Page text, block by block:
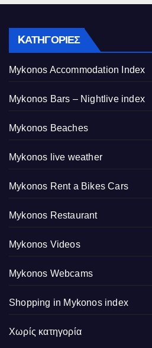
KΑΤΗΓΟΡΊΕΣ
Mykonos Accommodation Index
Mykonos Bars – Nightlive index
Mykonos Beaches
Mykonos live weather
Mykonos Rent a Bikes Cars
Mykonos Restaurant
Mykonos Videos
Mykonos Webcams
Shopping in Mykonos index
Χωρίς κατηγορία